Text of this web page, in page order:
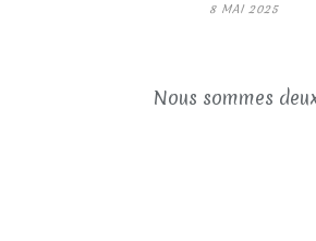
8 MAI 2025
Nous sommes